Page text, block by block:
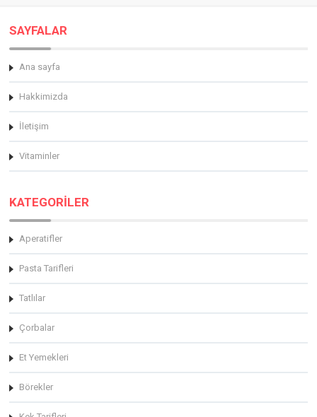
SAYFALAR
Ana sayfa
Hakkimizda
İletişim
Vitaminler
KATEGORİLER
Aperatifler
Pasta Tarifleri
Tatlılar
Çorbalar
Et Yemekleri
Börekler